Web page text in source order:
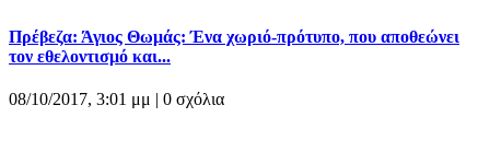
Πρέβεζα: Άγιος Θωμάς: Ένα χωριό-πρότυπο, που αποθεώνει
τον εθελοντισμό και...
08/10/2017, 3:01 μμ | 0 σχόλια